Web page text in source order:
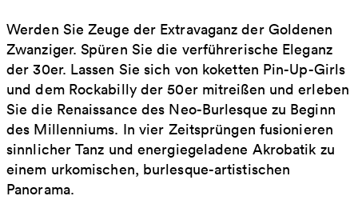
Werden Sie Zeuge der Extravaganz der Goldenen
Zwanziger. Spüren Sie die verführerische Eleganz
der 30er. Lassen Sie sich von koketten Pin-Up-Girls
und dem Rockabilly der 50er mitreißen und erleben
Sie die Renaissance des Neo-Burlesque zu Beginn
des Millenniums. In vier Zeitsprüngen fusionieren
sinnlicher Tanz und energiegeladene Akrobatik zu
einem urkomischen, burlesque-artistischen
Panorama.